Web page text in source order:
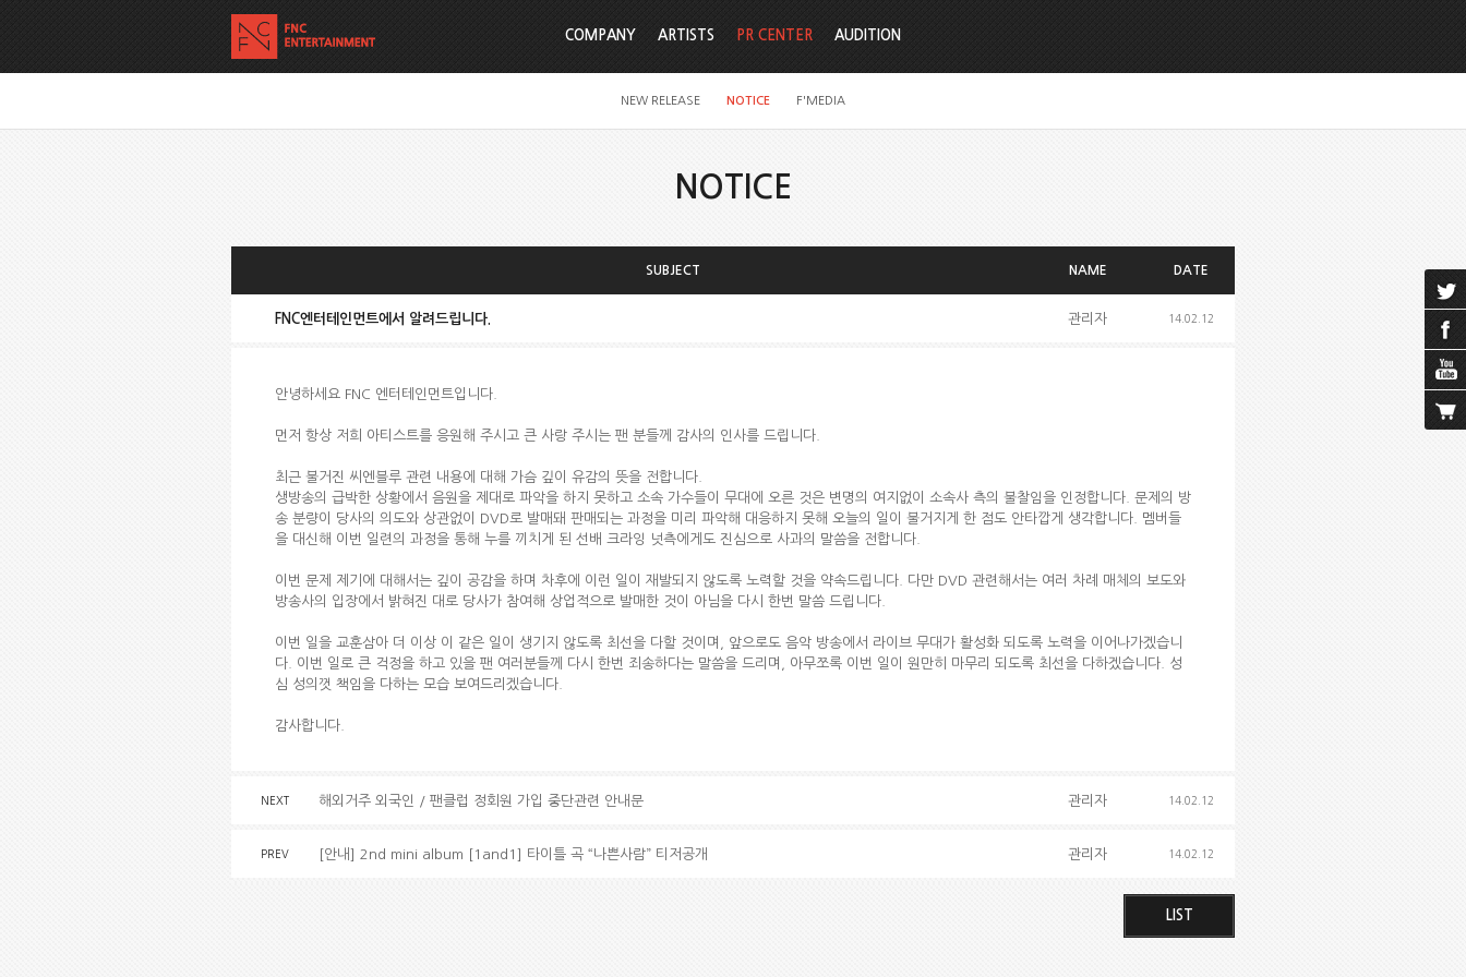
COMPANY ARTISTS PR CENTER
NEW RELEASE NOTICE F'MEDIA
AUDITION
NOTICE
SUBJECT NAME DATE
FNC엔터테인먼트에서 알려드립니다. 관리자 14.02.12
안녕하세요 FNC 엔터테인먼트입니다.
먼저 항상 저희 아티스트를 응원해 주시고 큰 사랑 주시는 팬 분들께 감사의 인사를 드립니다.
최근 불거진 씨엔블루 관련 내용에 대해 가슴 깊이 유감의 뜻을 전합니다.
생방송의 급박한 상황에서 음원을 제대로 파악을 하지 못하고 소속 가수들이 무대에 오른 것은 변명의 여지없이 소속사 측의 불찰임을 인정합니다. 문제의 방
송 분량이 당사의 의도와 상관없이 DVD로 발매돼 판매되는 과정을 미리 파악해 대응하지 못해 오늘의 일이 불거지게 한 점도 안타깝게 생각합니다. 멤버들
을 대신해 이번 일련의 과정을 통해 누를 끼치게 된 선배 크라잉 넛측에게도 진심으로 사과의 말씀을 전합니다.
이번 문제 제기에 대해서는 깊이 공감을 하며 차후에 이런 일이 재발되지 않도록 노력할 것을 약속드립니다. 다만 DVD 관련해서는 여러 차례 매체의 보도와
방송사의 입장에서 밝혀진 대로 당사가 참여해 상업적으로 발매한 것이 아님을 다시 한번 말씀 드립니다.
이번 일을 교훈삼아 더 이상 이 같은 일이 생기지 않도록 최선을 다할 것이며, 앞으로도 음악 방송에서 라이브 무대가 활성화 되도록 노력을 이어나가겠습니
다. 이번 일로 큰 걱정을 하고 있을 팬 여러분들께 다시 한번 죄송하다는 말씀을 드리며, 아무쪼록 이번 일이 원만히 마무리 되도록 최선을 다하겠습니다. 성
심 성의껏 책임을 다하는 모습 보여드리겠습니다.
감사합니다.
NEXT 해외거주 외국인 / 팬클럽 정회원 가입 중단관련 안내문 관리자 14.02.12
PREV [안내] 2nd mini album [1and1] 타이틀 곡 “나쁜사람” 티저공개 관리자 14.02.12
LIST